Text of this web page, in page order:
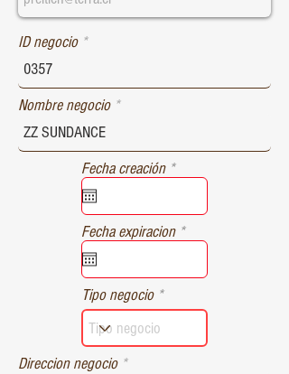
ID negocio
Nombre negocio
Fecha creación *r
e
u
i
d
Fecha expiracion *r
e
u
r
d
Tipo negocio
Direccion negocio